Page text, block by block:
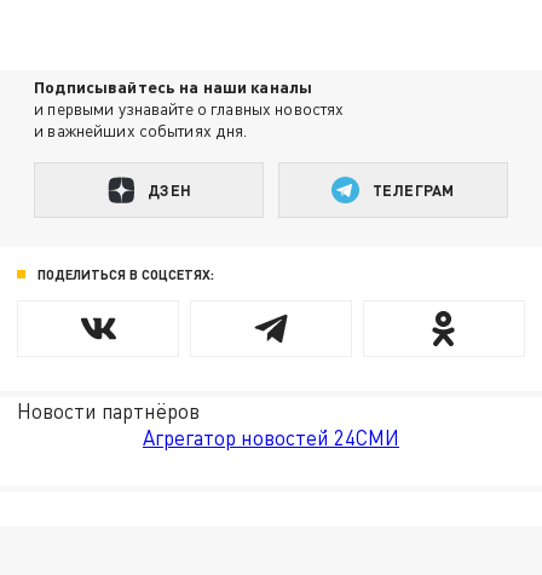
Подписывайтесь на наши каналы
и первыми узнавайте о главных новостях
и важнейших событиях дня.
ДЗЕН ТЕЛЕГРАМ
ПОДЕЛИТЬСЯ В СОЦСЕТЯХ:
Новости партнёров
Агрегатор новостей 24СМИ